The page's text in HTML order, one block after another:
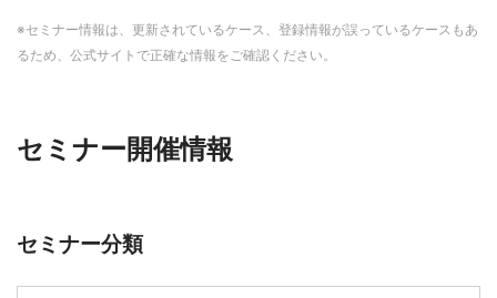
※セミナー情報は、更新されているケース、登録情報が誤っているケースもあ
るため、公式サイトで正確な情報をご確認ください。
セミナー開催情報
セミナー分類